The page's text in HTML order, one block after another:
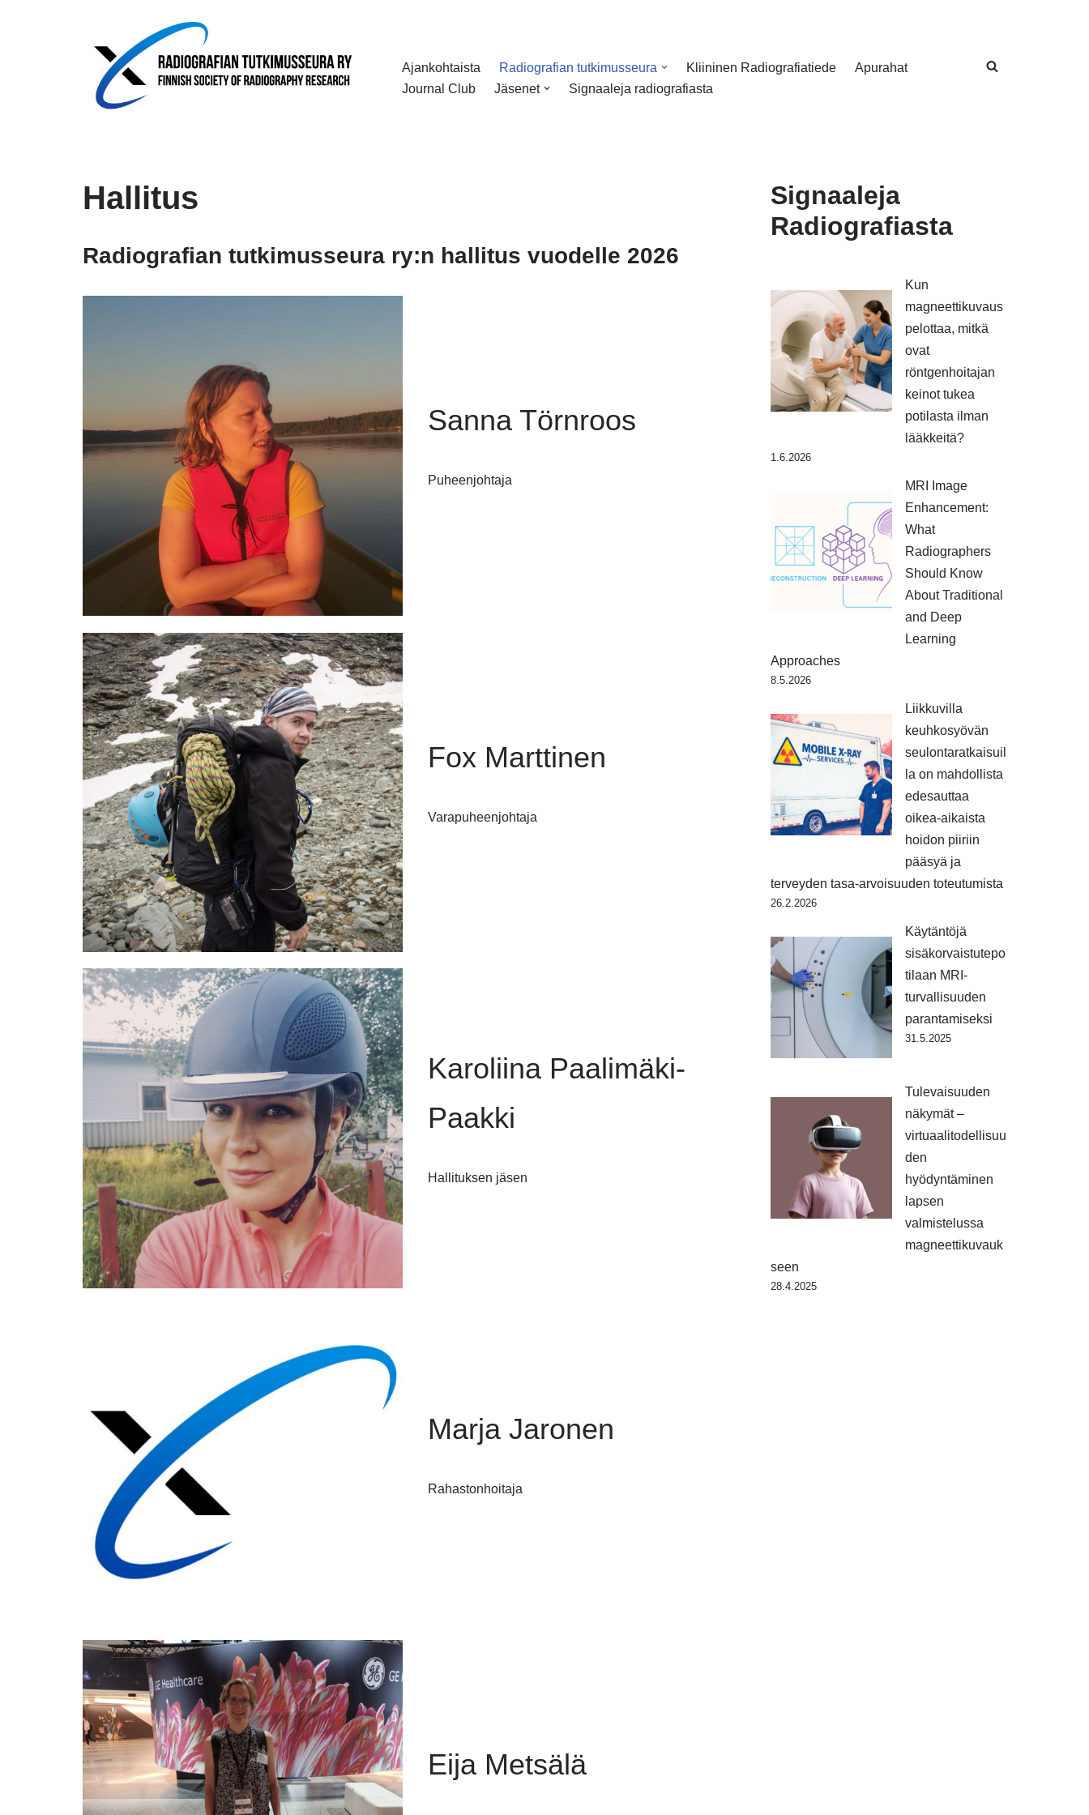
Ajankohtaista Radiografian tutkimusseura Kliininen Radiografiatiede
Apurahat
Journal Club
Jäsenet Signaaleja radiografiasta
Hallitus
Radiografian tutkimusseura ry:n hallitus vuodelle 2026
Sanna Törnroos
Puheenjohtaja
Fox Marttinen
Varapuheenjohtaja
Karoliina Paalimäki-
Paakki
Hallituksen jäsen
Marja Jaronen
Rahastonhoitaja
Eija Metsälä
Signaaleja
Radiografiasta
Kun
magneettikuvaus
pelottaa, mitkä
ovat
röntgenhoitajan
keinot tukea
potilasta ilman
lääkkeitä?
1.6.2026
MRI Image
Enhancement:
What
Radiographers
Should Know
About Traditional
and Deep
Learning
Approaches
8.5.2026
Liikkuvilla
keuhkosyövän
seulontaratkaisuil
la on mahdollista
edesauttaa
oikea-aikaista
hoidon piiriin
pääsyä ja
terveyden tasa-arvoisuuden toteutumista
26.2.2026
Käytäntöjä
sisäkorvaistutepo
tilaan MRI-
turvallisuuden
parantamiseksi
31.5.2025
Tulevaisuuden
näkymät –
virtuaalitodellisuu
den
hyödyntäminen
lapsen
valmistelussa
magneettikuvauk
seen
28.4.2025